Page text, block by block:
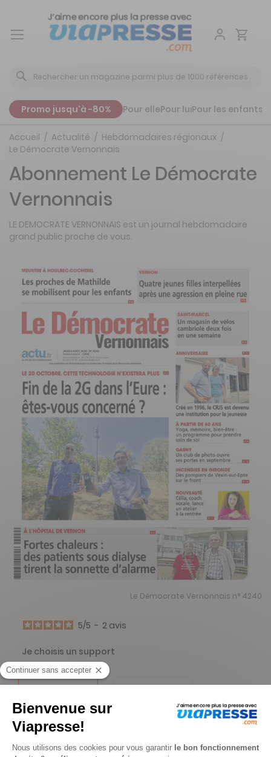
Aller
Promo jusqu'à -80% Pour ellePour luiPour les enfants
Accueil Actualité
Hebdomadaires régionaux
Le Démocrate Vernonnais
Le Démocrate Vernonnais n° 4240
Abonnement Le Démocrate
Vernonnais
LE DEMOCRATE VERNONNAIS est un journal hebdomadaire
grand public proche de vous.
5/5 - 2 avis
Je choisis un support
Je choisis une durée